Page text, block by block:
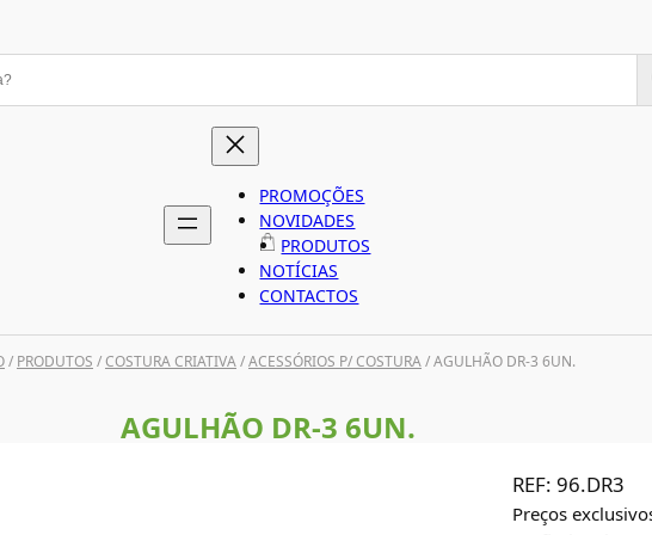
PROMOÇÕES
NOVIDADES
PRODUTOS
NOTÍCIAS
CONTACTOS
/ PRODUTOS /COSTURA CRIATIVA/ACESSÓRIOS P/ COSTURA/ AGULHÃO DR-3 6UN.
AGULHÃO DR-3 6UN.
REF: 96.DR3
Preços